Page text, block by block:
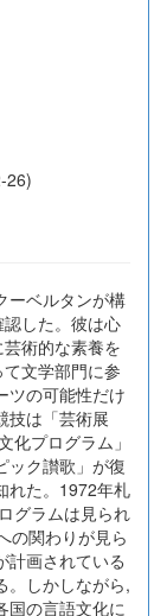
26)
ーベルタンが構
した。彼は心
術的な素養を
文学部門に参
ツの可能性だけ
技は「芸術展
化プログラム」
ック讃歌」が復
れた。1972年札
グラムは見られ
の関わりが見ら
計画されている
。しかしながら,
国の言語文化に